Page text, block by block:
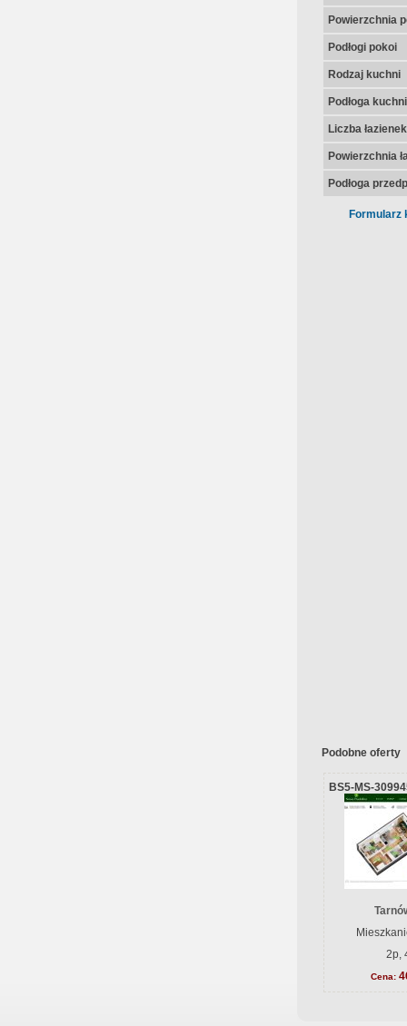
Powierzchnia
Podłogi pokoi
Rodzaj kuchni
Podłoga kuchni
Liczba łazienek
Powierzchnia
Podłoga
Formularz
Podobne oferty
BS5-MS-
2p,
Cena: